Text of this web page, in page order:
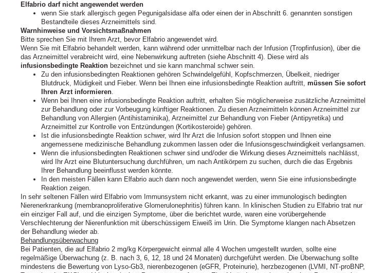
Elfabrio darf nicht angewendet werden
wenn Sie stark allergisch gegen Pegunigalsidase alfa oder einen der in Abschnitt 6. genannten sonstigen
Bestandteile dieses Arzneimittels sind.
Warnhinweise und Vorsichtsmaßnahmen
Bitte sprechen Sie mit Ihrem Arzt, bevor Elfabrio angewendet wird.
Wenn Sie mit Elfabrio behandelt werden, kann während oder unmittelbar nach der Infusion (Tropfinfusion), über die
das Arzneimittel verabreicht wird, eine Nebenwirkung auftreten (siehe Abschnitt 4). Diese wird als
infusionsbedingte Reaktion bezeichnet und sie kann manchmal schwer sein.
Zu den infusionsbedingten Reaktionen gehören Schwindelgefühl, Kopfschmerzen, Übelkeit, niedriger
Blutdruck, Müdigkeit und Fieber. Wenn bei Ihnen eine infusionsbedingte Reaktion auftritt, müssen Sie sofort
Ihren Arzt informieren.
Wenn bei Ihnen eine infusionsbedingte Reaktion auftritt, erhalten Sie möglicherweise zusätzliche Arzneimittel
zur Behandlung oder zur Vorbeugung künftiger Reaktionen. Zu diesen Arzneimitteln können Arzneimittel zur
Behandlung von Allergien (Antihistaminika), Arzneimittel zur Behandlung von Fieber (Antipyretika) und
Arzneimittel zur Kontrolle von Entzündungen (Kortikosteroide) gehören.
Ist die infusionsbedingte Reaktion schwer, wird Ihr Arzt die Infusion sofort stoppen und Ihnen eine
angemessene medizinische Behandlung zukommen lassen oder die Infusionsgeschwindigkeit verlangsamen.
Wenn die infusionsbedingten Reaktionen schwer sind und/oder die Wirkung dieses Arzneimittels nachlässt,
wird Ihr Arzt eine Blutuntersuchung durchführen, um nach Antikörpern zu suchen, durch die das Ergebnis
Ihrer Behandlung beeinflusst werden könnte.
In den meisten Fällen kann Elfabrio auch dann noch angewendet werden, wenn Sie eine infusionsbedingte
Reaktion zeigen.
In sehr seltenen Fällen wird Elfabrio vom Immunsystem nicht erkannt, was zu einer immunologisch bedingten
Nierenerkrankung (membranoproliferative Glomerulonephritis) führen kann. In klinischen Studien zu Elfabrio trat nur
ein einziger Fall auf, und die einzigen Symptome, über die berichtet wurde, waren eine vorübergehende
Verschlechterung der Nierenfunktion mit überschüssigem Eiweiß im Urin. Die Symptome klangen nach Absetzen
der Behandlung wieder ab.
Behandlungsüberwachung
Bei Patienten, die auf Elfabrio 2 mg/kg Körpergewicht einmal alle 4 Wochen umgestellt wurden, sollte eine
regelmäßige Überwachung (z. B. nach 3, 6, 12, 18 und 24 Monaten) durchgeführt werden. Die Überwachung sollte
mindestens die Bewertung von Lyso‑Gb3, nierenbezogenen (eGFR, Proteinurie), herzbezogenen (LVMI, NT‑proBNP,